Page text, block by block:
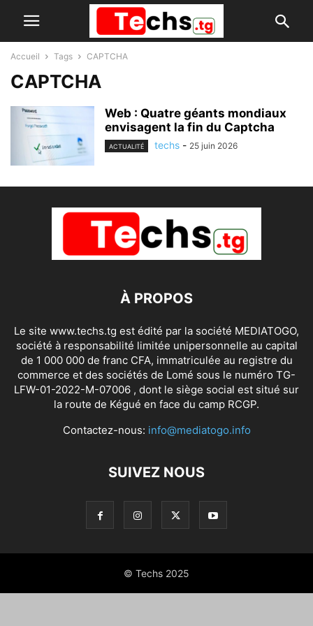
Accueil Tags CAPTCHA
CAPTCHA
Web : Quatre géants mondiaux
envisagent la fin du Captcha
ACTUALITÉ techs - 25 juin 2026
À PROPOS
Le site www.techs.tg est édité par la société MEDIATOGO,
société à responsabilité limitée unipersonnelle au capital
de 1 000 000 de franc CFA, immatriculée au registre du
commerce et des sociétés de Lomé sous le numéro TG-
LFW-01-2022-M-07006 , dont le siège social est situé sur
la route de Kégué en face du camp RCGP.
Contactez-nous: info@mediatogo.info
SUIVEZ NOUS
© Techs 2025